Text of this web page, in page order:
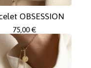
OBSESSION
75,00 €